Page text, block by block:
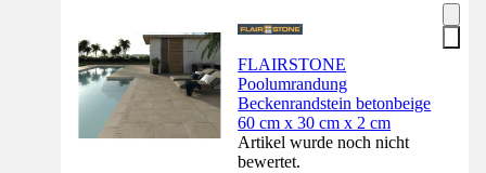
FLAIRSTONE
Poolumrandung
Beckenrandstein betonbeige
60 cm x 30 cm x 2 cm
Artikel wurde noch nicht
bewertet.